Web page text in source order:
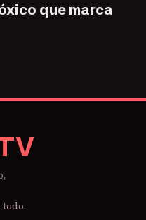
que marca